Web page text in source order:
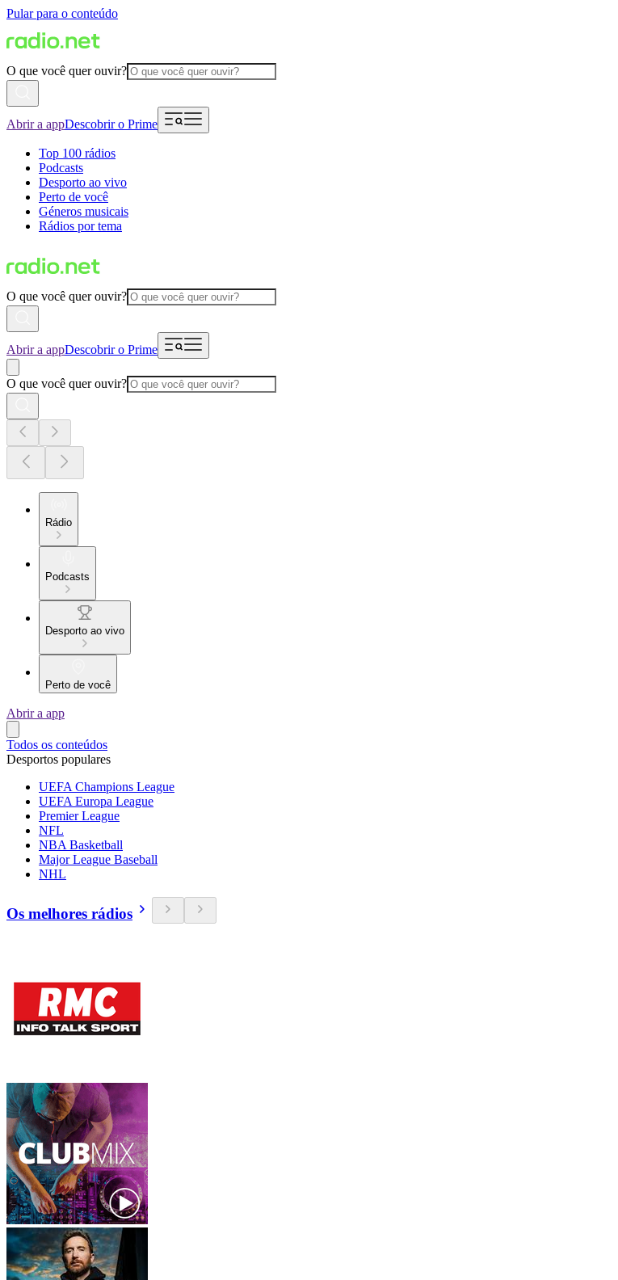
Pular para o conteúdo
O que você quer ouvir?
Abrir a appDescobrir o Prime
Top 100 rádios
Podcasts
Desporto ao vivo
Perto de você
Géneros musicais
Rádios por tema
O que você quer ouvir?
Abrir a appDescobrir o Prime
O que você quer ouvir?
Rádio
Podcasts
Desporto ao vivo
Perto de você
Abrir a app
Todos os conteúdos
Desportos populares
UEFA Champions League
UEFA Europa League
Premier League
NFL
NBA Basketball
Major League Baseball
NHL
Os melhores rádios